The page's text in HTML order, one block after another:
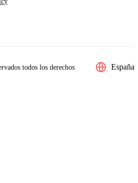
todos los derechos España